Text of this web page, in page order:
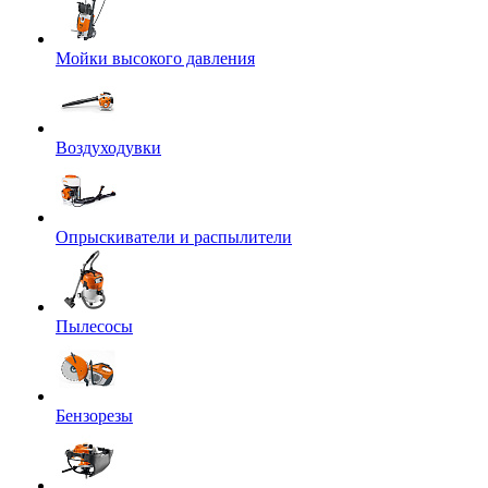
Мойки высокого давления
Воздуходувки
Опрыскиватели и распылители
Пылесосы
Бензорезы